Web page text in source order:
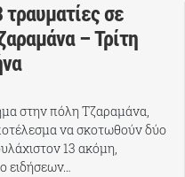
σε
– Τρίτη
στην πόλη Τζαραμάνα,
να σκοτωθούν δύο
13 ακόμη,
ειδήσεων…